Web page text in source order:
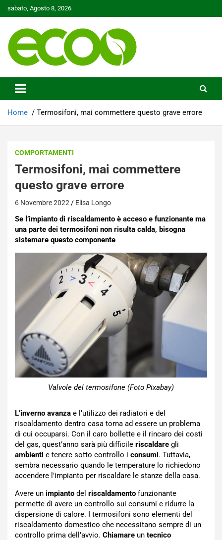
to
sabato, Agosto 8, 2026
Ecoo.it
Home Termosifoni, mai commettere questo grave errore
COMPORTAMENTI
Termosifoni, mai commettere
questo grave errore
6 Novembre 2022 Elisa Longo
Se l’impianto di riscaldamento è acceso e funzionante ma
una parte dei termosifoni non risulta calda, bisogna
sistemare questo componente
Valvole del termosifone (Foto Pixabay)
L’inverno avanza e l’utilizzo dei radiatori e del
riscaldamento dentro casa torna ad essere un problema
di cui occuparsi. Con il caro bollette e il rincaro dei costi
del gas, quest’anno sarà più difficile riscaldare gli
ambienti e tenere sotto controllo i consumi. Tuttavia,
sembra necessario quando le temperature lo richiedono
accendere l’impianto per riscaldare le stanze della casa.
Avere un impianto del riscaldamento funzionante
permette di avere un controllo sui consumi e ridurre la
dispersione di calore. I termosifoni sono elementi del
riscaldamento domestico che necessitano sempre di un
controllo prima dell’avvio. Chiamare un tecnico